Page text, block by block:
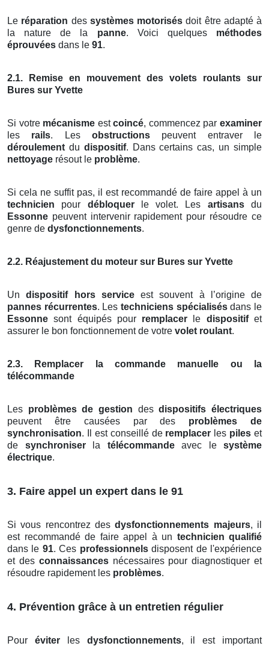
Le réparation des systèmes motorisés doit être adapté à
la nature de la panne. Voici quelques méthodes
éprouvées dans le 91.
2.1. Remise en mouvement des volets roulants sur
Bures sur Yvette
Si votre mécanisme estcoincé, commencez parexaminer
les rails. Lesobstructions peuvent entraver le
déroulement du dispositif. Dans certains cas, un simple
nettoyage résout le problème.
Si cela ne suffit pas, il est recommandé de faire appel à un
technicien pour débloquerle volet. Les artisansdu
Essonne peuvent intervenir rapidement pour résoudre ce
genre de dysfonctionnements.
2.2. Réajustement du moteur sur Bures sur Yvette
Undispositif hors serviceest souvent à l’origine de
pannes récurrentes. Lestechniciens spécialisésdans le
Essonne sont équipés pour remplacer le dispositifet
assurer le bon fonctionnement de votre volet roulant.
2.3. Remplacer la commande manuelle ou la
télécommande
Les problèmes de gestion desdispositifs électriques
peuvent être causées par des problèmes de
synchronisation. Il est conseillé de remplacer les piles et
de synchroniserla télécommandeavec le système
électrique.
3. Faire appel un expert dans le 91
Si vous rencontrez desdysfonctionnements majeurs, il
est recommandé de faire appel à un technicien qualifié
dans le 91. Ces professionnelsdisposent de l'expérience
et des connaissancesnécessaires pour diagnostiquer et
résoudre rapidement les problèmes.
4. Prévention grâce à un entretien régulier
Pour éviterles dysfonctionnements, il est important